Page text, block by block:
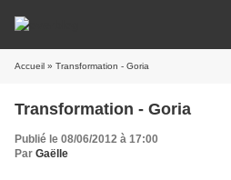
Accueil » Transformation - Goria
Transformation - Goria
Publié le 08/06/2012 à 17:00
Par Gaëlle